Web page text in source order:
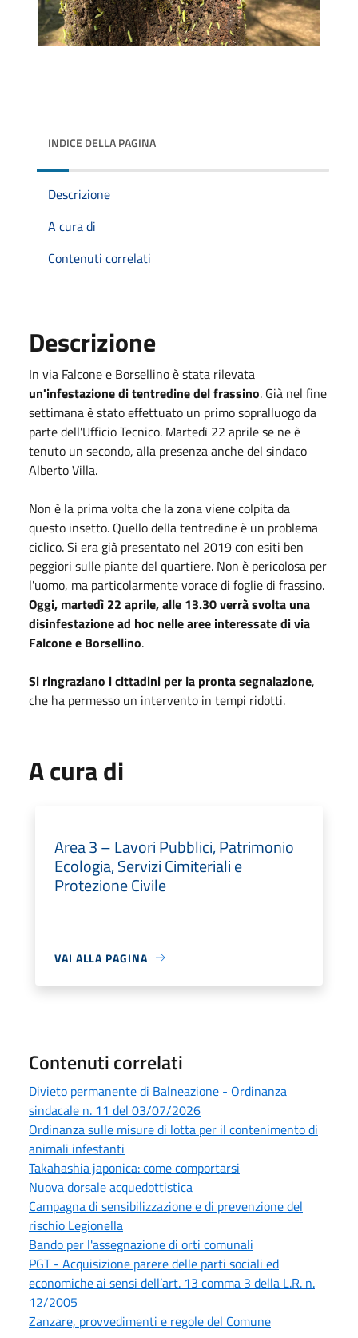
INDICE DELLA PAGINA
Descrizione
A cura di
Contenuti correlati
Descrizione
In via Falcone e Borsellino è stata rilevata
un'infestazione di tentredine del frassino. Già nel fine
settimana è stato effettuato un primo sopralluogo da
parte dell'Ufficio Tecnico. Martedì 22 aprile se ne è
tenuto un secondo, alla presenza anche del sindaco
Alberto Villa.
Non è la prima volta che la zona viene colpita da
questo insetto. Quello della tentredine è un problema
ciclico. Si era già presentato nel 2019 con esiti ben
peggiori sulle piante del quartiere. Non è pericolosa per
l'uomo, ma particolarmente vorace di foglie di frassino.
Oggi, martedì 22 aprile, alle 13.30 verrà svolta una
disinfestazione ad hoc nelle aree interessate di via
Falcone e Borsellino.
Si ringraziano i cittadini per la pronta segnalazione,
che ha permesso un intervento in tempi ridotti.
A cura di
Area 3 – Lavori Pubblici, Patrimonio
Ecologia, Servizi Cimiteriali e
Protezione Civile
VAI ALLA PAGINA
Contenuti correlati
Divieto permanente di Balneazione - Ordinanza
sindacale n. 11 del 03/07/2026
Ordinanza sulle misure di lotta per il contenimento di
animali infestanti
Takahashia japonica: come comportarsi
Nuova dorsale acquedottistica
Campagna di sensibilizzazione e di prevenzione del
rischio Legionella
Bando per l'assegnazione di orti comunali
PGT - Acquisizione parere delle parti sociali ed
economiche ai sensi dell’art. 13 comma 3 della L.R. n.
12/2005
Zanzare, provvedimenti e regole del Comune